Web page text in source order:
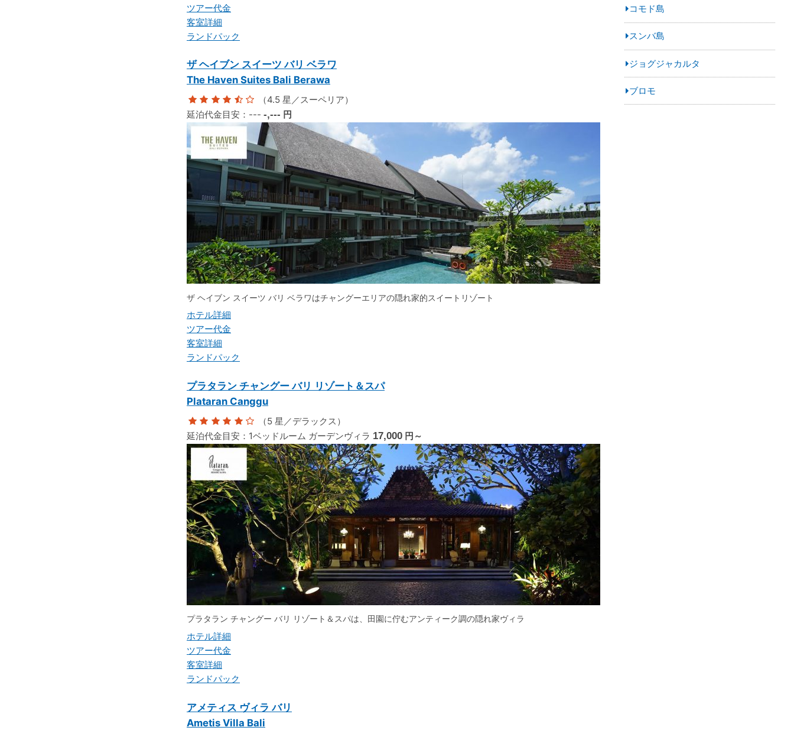
ツアー代金
客室詳細
ランドパック
ザ ヘイブン スイーツ バリ ベラワ
The Haven Suites Bali Berawa
（4.5 星／スーペリア）
延泊代金目安： --- -,--- 円
ザ ヘイブン スイーツ バリ ベラワはチャングーエリアの隠れ家的スイートリゾート
ホテル詳細
ツアー代金
客室詳細
ランドパック
プラタラン チャングー バリ リゾート＆スパ
Plataran Canggu
（5 星／デラックス）
延泊代金目安： 1ベッドルーム ガーデンヴィラ 17,000 円～
プラタラン チャングー バリ リゾート＆スパは、田園に佇むアンティーク調の隠れ家ヴィラ
ホテル詳細
ツアー代金
客室詳細
ランドパック
アメティス ヴィラ バリ
Ametis Villa Bali
コモド島
スンバ島
ジョグジャカルタ
ブロモ